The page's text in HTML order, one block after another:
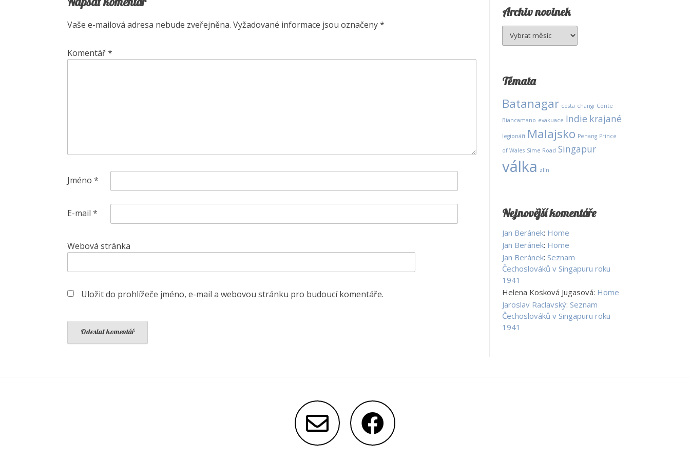
Vaše e-mailová adresa nebude zveřejněna. Vyžadované informace jsou označeny*
Komentář*
Jméno *
E-mail *
Webová stránka
Uložit do prohlížeče jméno, e-mail a webovou stránku pro budoucí komentáře.
Archiv novinek
Archiv
novinek
Témata
Batanagar cesta changi Conte
Biancamano evakuace Indie krajané
legionáři Malajsko Penang Prince
of Wales Sime Road Singapur
válka zlín
Nejnovější komentáře
Jan Beránek: Home
Jan Beránek: Home
Jan Beránek:Seznam
Čechoslováků v Singapuru roku
1941
Helena Kosková Jugasová: Home
Jaroslav Raclavský:Seznam
Čechoslováků v Singapuru roku
1941